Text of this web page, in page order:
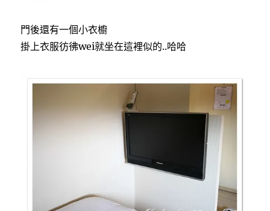
門後還有一個小衣櫥
掛上衣服彷彿wei就坐在這裡似的..哈哈